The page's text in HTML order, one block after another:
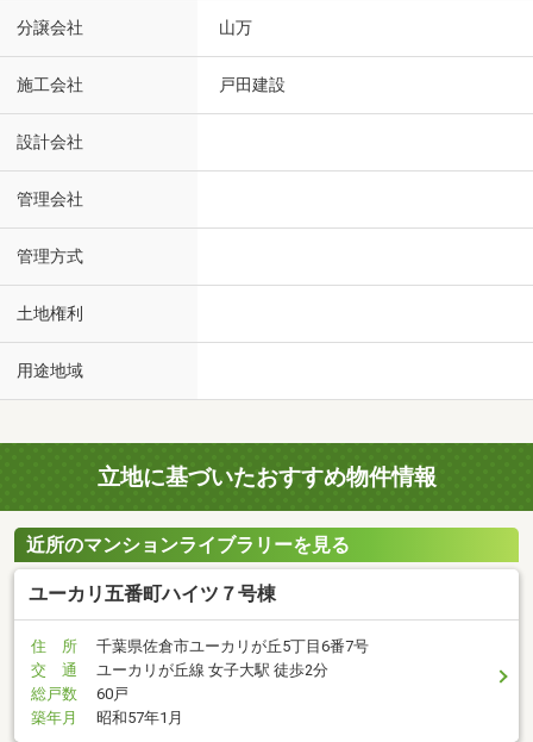
分譲会社 山万
施工会社 戸田建設
設計会社
管理会社
管理方式
土地権利
用途地域
立地に基づいたおすすめ物件情報
近所のマンションライブラリーを見る
ユーカリ五番町ハイツ７号棟
住 所
千葉県佐倉市ユーカリが丘5丁目6番7号
交 通
ユーカリが丘線 女子大駅 徒歩2分
総戸数
60戸
築年月
昭和57年1月